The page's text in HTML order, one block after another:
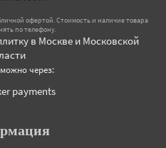
офертой. Стоимость и наличие товара
по телефону.
в Москве и Московской
через: